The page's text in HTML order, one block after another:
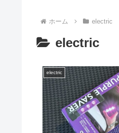
ホーム electric
electric
electric